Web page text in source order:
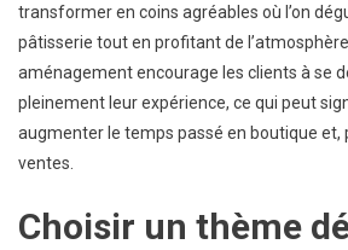
transformer en coins agréables où l’on
pâtisserie tout en profitant de l’atmosphère
aménagement encourage les clients à se
pleinement leur expérience, ce qui peut
augmenter le temps passé en boutique et,
ventes.
Choisir un thème